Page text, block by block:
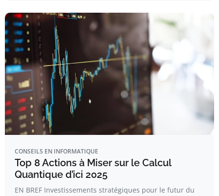
CONSEILS EN INFORMATIQUE
Top 8 Actions à Miser sur le Calcul
Quantique d’ici 2025
EN BREF Investissements stratégiques pour le futur du